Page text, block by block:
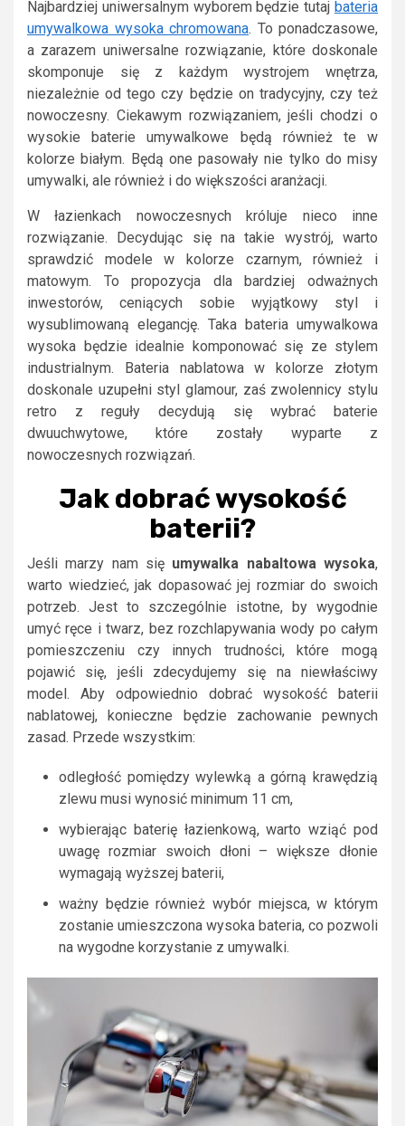
Najbardziej uniwersalnym wyborem będzie tutaj bateria
umywalkowa wysoka chromowana. To ponadczasowe,
a zarazem uniwersalne rozwiązanie, które doskonale
skomponuje się z każdym wystrojem wnętrza,
niezależnie od tego czy będzie on tradycyjny, czy też
nowoczesny. Ciekawym rozwiązaniem, jeśli chodzi o
wysokie baterie umywalkowe będą również te w
kolorze białym. Będą one pasowały nie tylko do misy
umywalki, ale również i do większości aranżacji.
W łazienkach nowoczesnych króluje nieco inne
rozwiązanie. Decydując się na takie wystrój, warto
sprawdzić modele w kolorze czarnym, również i
matowym. To propozycja dla bardziej odważnych
inwestorów, ceniących sobie wyjątkowy styl i
wysublimowaną elegancję. Taka bateria umywalkowa
wysoka będzie idealnie komponować się ze stylem
industrialnym. Bateria nablatowa w kolorze złotym
doskonale uzupełni styl glamour, zaś zwolennicy stylu
retro z reguły decydują się wybrać baterie
dwuuchwytowe, które zostały wyparte z
nowoczesnych rozwiązań.
Jak dobrać wysokość
baterii?
Jeśli marzy nam się umywalka nabaltowa wysoka,
warto wiedzieć, jak dopasować jej rozmiar do swoich
potrzeb. Jest to szczególnie istotne, by wygodnie
umyć ręce i twarz, bez rozchlapywania wody po całym
pomieszczeniu czy innych trudności, które mogą
pojawić się, jeśli zdecydujemy się na niewłaściwy
model. Aby odpowiednio dobrać wysokość baterii
nablatowej, konieczne będzie zachowanie pewnych
zasad. Przede wszystkim:
odległość pomiędzy wylewką a górną krawędzią
zlewu musi wynosić minimum 11 cm,
wybierając baterię łazienkową, warto wziąć pod
uwagę rozmiar swoich dłoni – większe dłonie
wymagają wyższej baterii,
ważny będzie również wybór miejsca, w którym
zostanie umieszczona wysoka bateria, co pozwoli
na wygodne korzystanie z umywalki.